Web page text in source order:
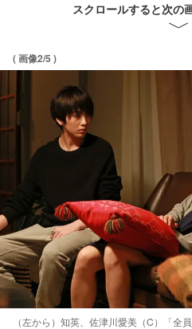
スクロールすると次の
( 画像2/5 )
（左から）知英、佐津川愛美（C）「全